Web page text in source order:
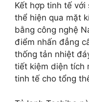
Kết hợp tinh tế với
thể hiện qua mặt
bằng công nghệ
điểm nhấn đẳng
thống tản nhiệt
tiết kiệm diện tích
tinh tế cho tổng